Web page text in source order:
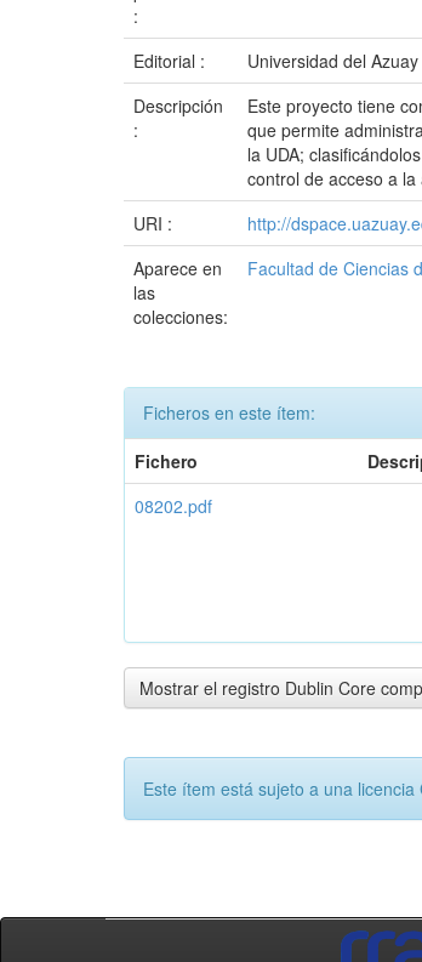
:
Editorial :
Universidad del Azuay
Descripción
:
Este proyecto tiene
que permite
la UDA;
control de acceso a
URI :
http://
Aparece en
las
colecciones:
Facultad de Ciencias
Ficheros en este ítem:
Fichero
08202.pdf
Mostrar el registro Dublin Core
Este ítem está sujeto a una